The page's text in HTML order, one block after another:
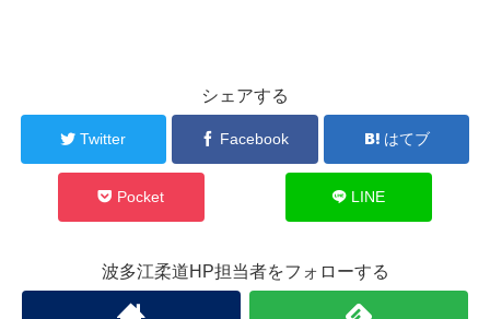
シェアする
Twitter Facebook はてブ
Pocket LINE
波多江柔道HP担当者をフォローする